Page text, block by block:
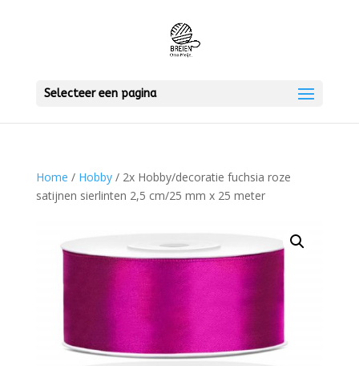
Selecteer een pagina
Home / Hobby/ 2x Hobby/decoratie fuchsia roze
satijnen sierlinten 2,5 cm/25 mm x 25 meter